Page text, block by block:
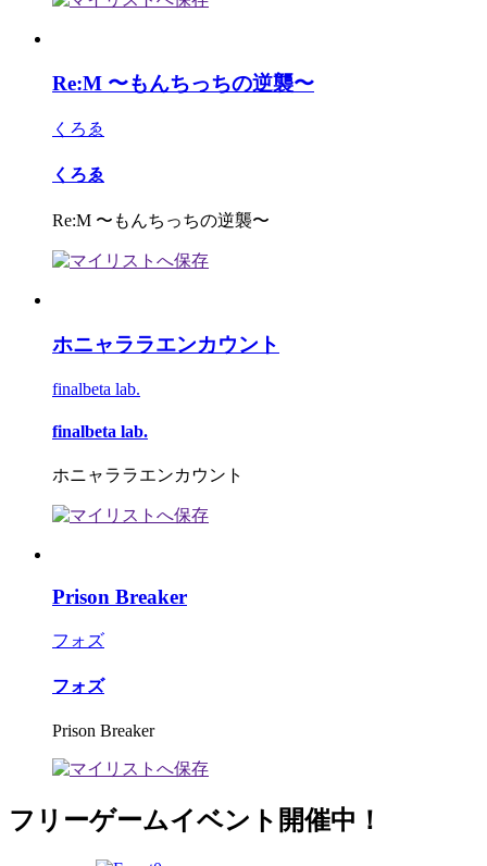
Re:M 〜もんちっちの逆襲〜
くろゑ
くろゑ
Re:M 〜もんちっちの逆襲〜
ホニャララエンカウント
finalbeta lab.
finalbeta lab.
ホニャララエンカウント
Prison Breaker
フォズ
フォズ
Prison Breaker
フリーゲームイベント開催中！